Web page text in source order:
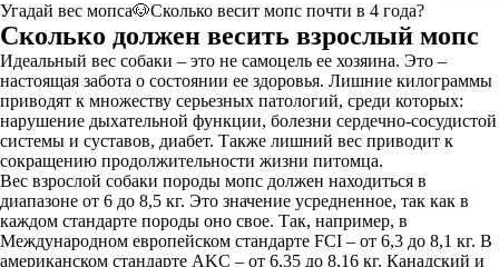
Угадай вес мопса🐶Сколько весит мопс почти в 4 года?
Сколько должен весить взрослый мопс
Идеальный вес собаки – это не самоцель ее хозяина. Это –
настоящая забота о состоянии ее здоровья. Лишние килограммы
приводят к множеству серьезных патологий, среди которых:
нарушение дыхательной функции, болезни сердечно-сосудистой
системы и суставов, диабет. Также лишний вес приводит к
сокращению продолжительности жизни питомца.
Вес взрослой собаки породы мопс должен находиться в
диапазоне от 6 до 8,5 кг. Это значение усредненное, так как в
каждом стандарте породы оно свое. Так, например, в
Международном европейском стандарте FCI – от 6,3 до 8,1 кг. В
американском стандарте AKC – от 6,35 до 8,16 кг. Канадский и